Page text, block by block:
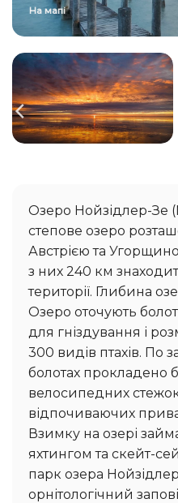
На мапі
Озеро Нойзідлер-Зе (Neusiedler See) –
степове озеро
Австрією та
з них 240 км
території. Глибина
Озеро оточують
для гніздування і
300 видів птахів. По
болотах прокладено
велосипедних
відпочиваючих
Взимку на озері
яхтингом та скейт-
парк озера
орнітологічний